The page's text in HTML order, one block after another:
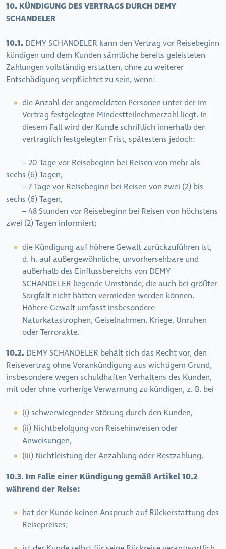
10. KÜNDIGUNG DES VERTRAGS DURCH DEMY
SCHANDELER
10.1. DEMY SCHANDELER kann den Vertrag vor Reisebeginn
kündigen und dem Kunden sämtliche bereits geleisteten
Zahlungen vollständig erstatten, ohne zu weiterer
Entschädigung verpflichtet zu sein, wenn:
die Anzahl der angemeldeten Personen unter der im
Vertrag festgelegten Mindestteilnehmerzahl liegt. In
diesem Fall wird der Kunde schriftlich innerhalb der
vertraglich festgelegten Frist, spätestens jedoch:
– 20 Tage vor Reisebeginn bei Reisen von mehr als
sechs (6) Tagen,
– 7 Tage vor Reisebeginn bei Reisen von zwei (2) bis
sechs (6) Tagen,
– 48 Stunden vor Reisebeginn bei Reisen von höchstens
zwei (2) Tagen informiert;
die Kündigung auf höhere Gewalt zurückzuführen ist,
d. h. auf außergewöhnliche, unvorhersehbare und
außerhalb des Einflussbereichs von DEMY
SCHANDELER liegende Umstände, die auch bei größter
Sorgfalt nicht hätten vermieden werden können.
Höhere Gewalt umfasst insbesondere
Naturkatastrophen, Geiselnahmen, Kriege, Unruhen
oder Terrorakte.
10.2. DEMY SCHANDELER behält sich das Recht vor, den
Reisevertrag ohne Vorankündigung aus wichtigem Grund,
insbesondere wegen schuldhaften Verhaltens des Kunden,
mit oder ohne vorherige Verwarnung zu kündigen, z. B. bei
(i) schwerwiegender Störung durch den Kunden,
(ii) Nichtbefolgung von Reisehinweisen oder
Anweisungen,
(iii) Nichtleistung der Anzahlung oder Restzahlung.
10.3. Im Falle einer Kündigung gemäß Artikel 10.2
während der Reise:
hat der Kunde keinen Anspruch auf Rückerstattung des
Reisepreises;